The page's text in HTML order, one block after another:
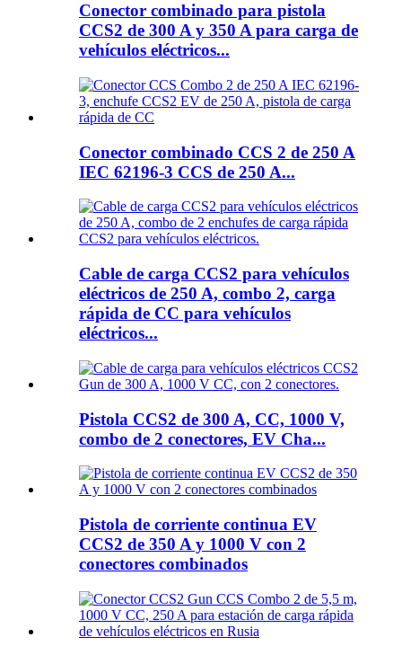
Conector combinado para pistola
CCS2 de 300 A y 350 A para carga de
vehículos eléctricos...
Conector combinado CCS 2 de 250 A
IEC 62196-3 CCS de 250 A...
Cable de carga CCS2 para vehículos
eléctricos de 250 A, combo 2, carga
rápida de CC para vehículos
eléctricos...
Pistola CCS2 de 300 A, CC, 1000 V,
combo de 2 conectores, EV Cha...
Pistola de corriente continua EV
CCS2 de 350 A y 1000 V con 2
conectores combinados